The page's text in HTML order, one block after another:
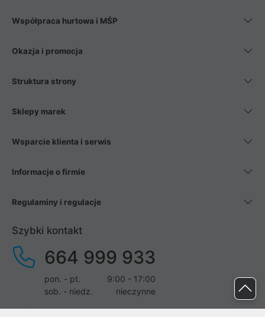
Współpraca hurtowa i MŚP
Okazja i promocja
Struktura strony
Sklepy marek
Wsparcie klienta i serwis
Informacje o firmie
Regulaminy i regulacje
Szybki kontakt
664 999 933
pon. - pt.
9:00 - 17:00
sob. - niedz.
nieczynne